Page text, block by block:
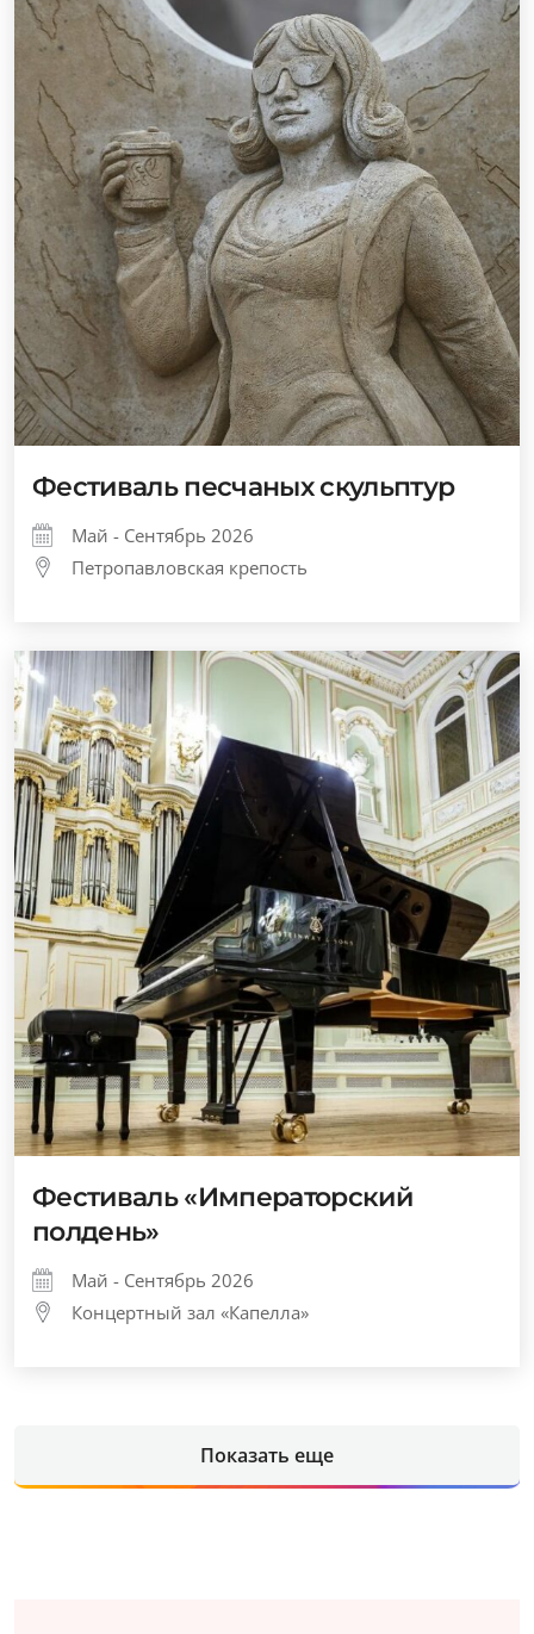
Фестиваль песчаных скульптур
Май - Сентябрь 2026
Петропавловская крепость
Фестиваль «Императорский
полдень»
Май - Сентябрь 2026
Концертный зал «Капелла»
Показать еще